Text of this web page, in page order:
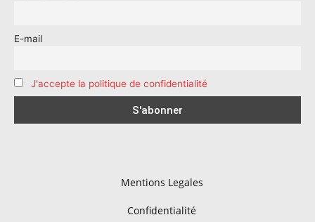
E-mail
J'accepte la politique de confidentialité
Mentions Legales
Confidentialité